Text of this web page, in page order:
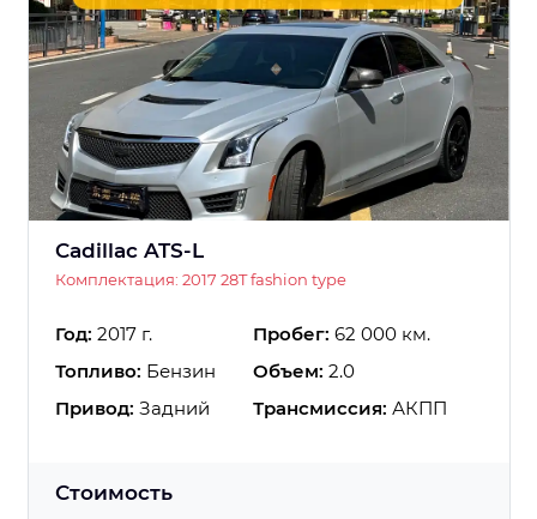
Cadillac ATS-L
Комплектация: 2017 28T fashion type
Год: 2017 г. Пробег: 62 000 км.
Топливо: Бензин Объем: 2.0
Привод: Задний Трансмиссия: АКПП
Стоимость